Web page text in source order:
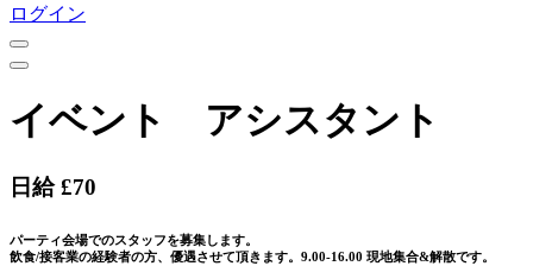
ログイン
イベント アシスタント
日給 £70
パーティ会場でのスタッフを募集します。
飲食/接客業の経験者の方、優遇させて頂きます。9.00-16.00 現地集合&解散です。